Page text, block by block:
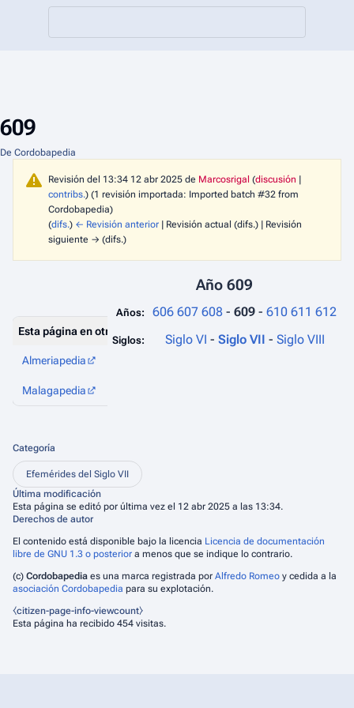
609
De Cordobapedia
Revisión del 13:34 12 abr 2025 de Marcosrigal (discusión |
contribs.) (1 revisión importada: Imported batch #32 from
Cordobapedia)
(difs.) ← Revisión anterior | Revisión actual (difs.) | Revisión
siguiente → (difs.)
Año 609
Años: 606 607 608 - 609 - 610 611 612
Siglos: Siglo VI - Siglo VII - Siglo VIII
Esta página en otros portales
Almeriapedia
Malagapedia
Categoría
Efemérides del Siglo VII
Última modificación
Esta página se editó por última vez el 12 abr 2025 a las 13:34.
Derechos de autor
El contenido está disponible bajo la licencia Licencia de documentación
libre de GNU 1.3 o posterior a menos que se indique lo contrario.
(c) Cordobapedia es una marca registrada por Alfredo Romeo y cedida a la
asociación Cordobapedia para su explotación.
⧼citizen-page-info-viewcount⧽
Esta página ha recibido 454 visitas.